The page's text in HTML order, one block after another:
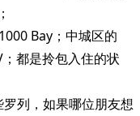
Bay；中城区的
都是拎包入住的状
列，如果哪位朋友想